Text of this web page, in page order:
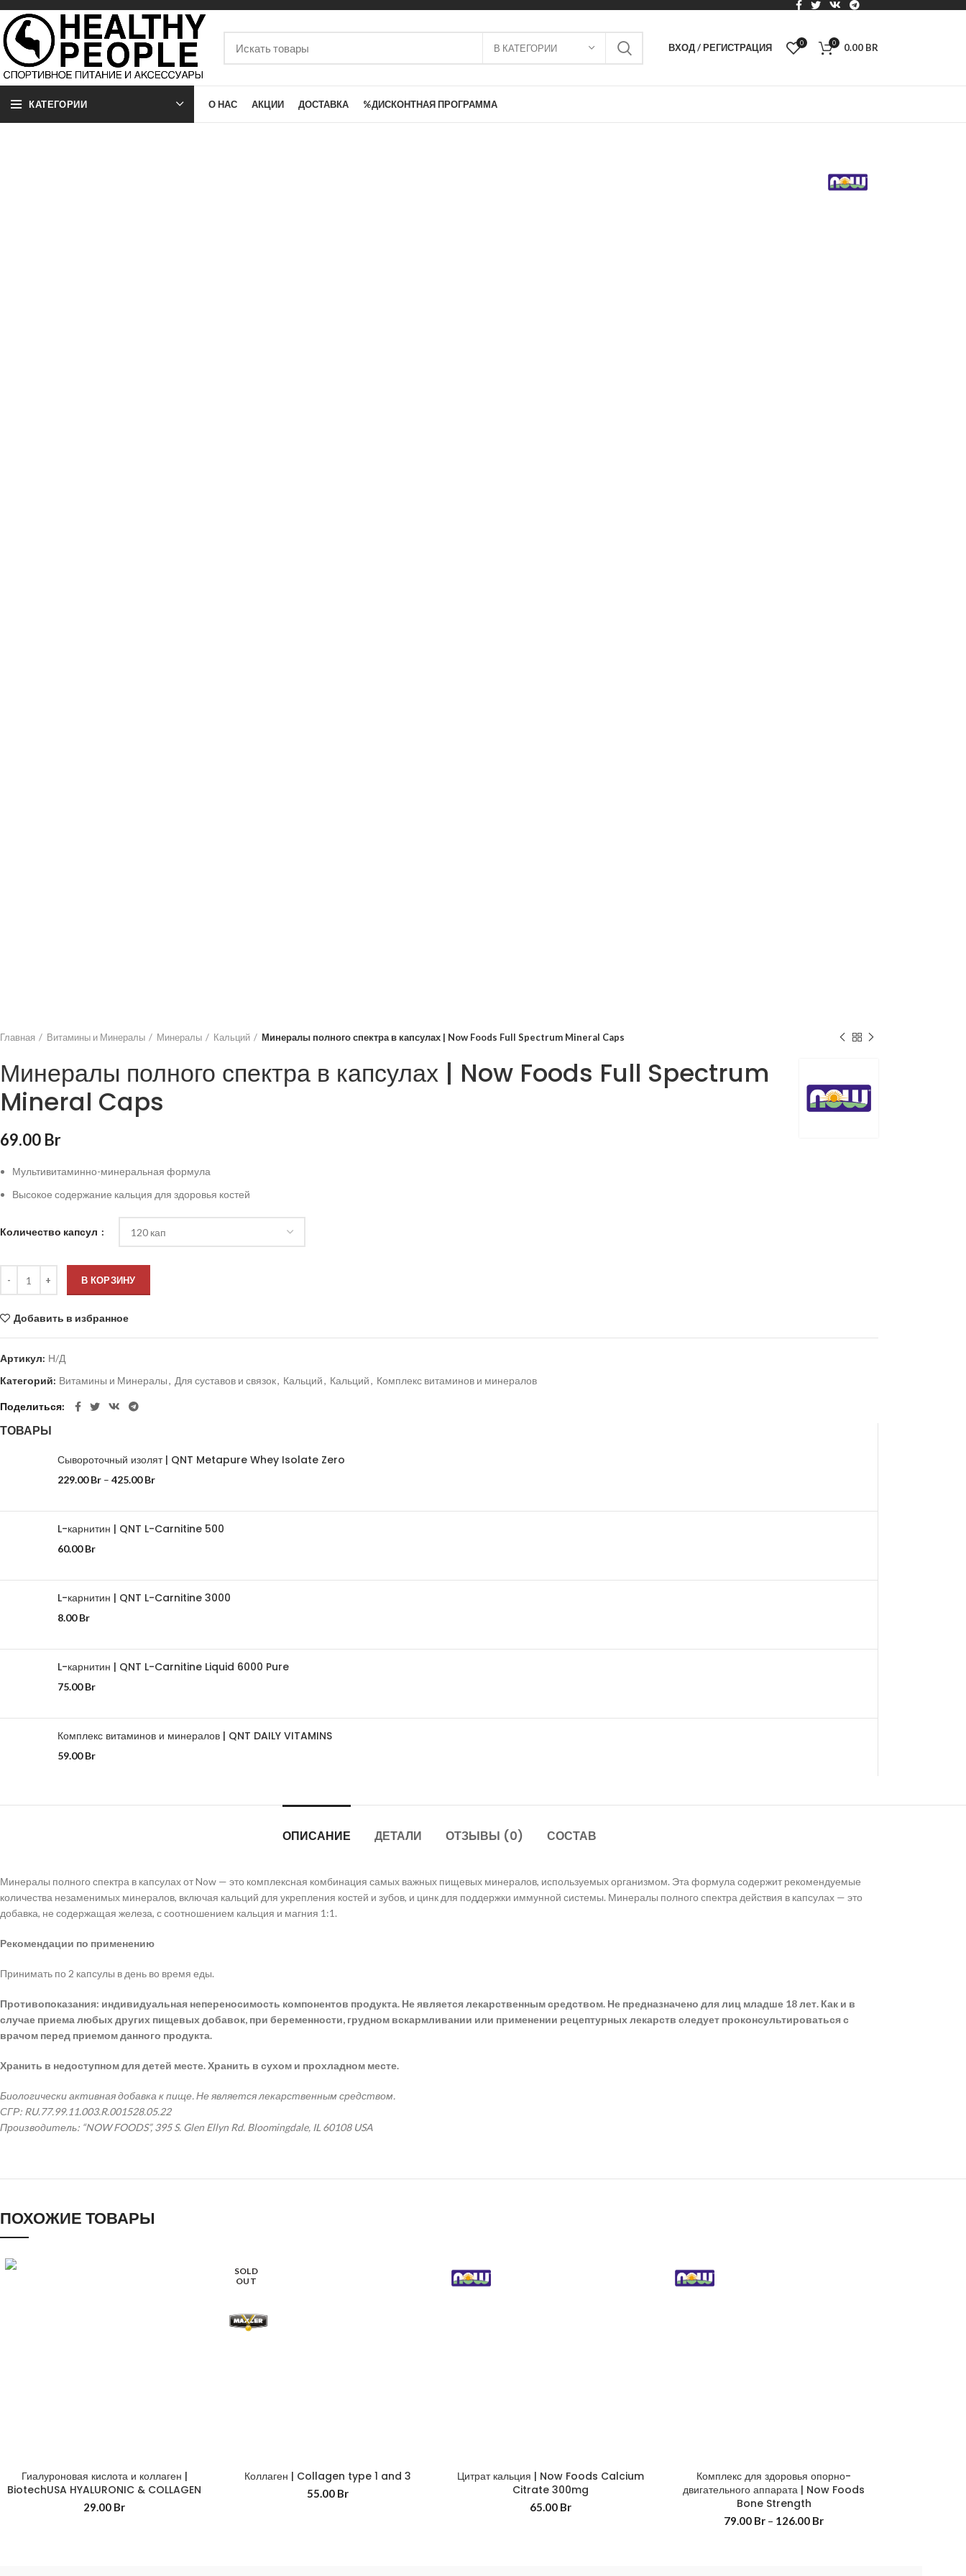
В КАТЕГОРИИ ВХОД / РЕГИСТРАЦИЯ 0 0 0.00 BR
КАТЕГОРИИ О НАС АКЦИИ ДОСТАВКА %ДИСКОНТНАЯ ПРОГРАММА
Главная Витамины и Минералы Минералы Кальций Минералы полного спектра в капсулах | Now Foods Full Spectrum Mineral Caps
Минералы полного спектра в капсулах | Now Foods Full Spectrum
Mineral Caps
69.00 Br
Мультивитаминно-минеральная формула
Высокое содержание кальция для здоровья костей
Количество капсул
В КОРЗИНУ
Добавить в избранное
Артикул: Н/Д
Категорий: Витамины и Минералы, Для суставов и связок, Кальций, Кальций, Комплекс витаминов и минералов
Поделиться
ТОВАРЫ
Сывороточный изолят | QNT Metapure Whey Isolate Zero
229.00Br – 425.00Br
L-карнитин | QNT L-Carnitine 500
60.00Br
L-карнитин | QNT L-Carnitine 3000
8.00Br
L-карнитин | QNT L-Carnitine Liquid 6000 Pure
75.00Br
Комплекс витаминов и минералов | QNT DAILY VITAMINS
59.00Br
ОПИСАНИЕ ДЕТАЛИ ОТЗЫВЫ (0) СОСТАВ
Минералы полного спектра в капсулах от Now — это комплексная комбинация самых важных пищевых минералов, используемых организмом. Эта формула содержит рекомендуемые
количества незаменимых минералов, включая кальций для укрепления костей и зубов, и цинк для поддержки иммунной системы. Минералы полного спектра действия в капсулах — это
добавка, не содержащая железа, с соотношением кальция и магния 1:1.
Рекомендации по применению
Принимать по 2 капсулы в день во время еды.
Противопоказания: индивидуальная непереносимость компонентов продукта. Не является лекарственным средством. Не предназначено для лиц младше 18 лет. Как и в
случае приема любых других пищевых добавок, при беременности, грудном вскармливании или применении рецептурных лекарств следует проконсультироваться с
врачом перед приемом данного продукта.
Хранить в недоступном для детей месте. Хранить в сухом и прохладном месте.
Биологически активная добавка к пище. Не является лекарственным средством.
СГР: RU.77.99.11.003.R.001528.05.22
Производитель: “NOW FOODS”, 395 S. Glen Ellyn Rd. Bloomingdale, IL 60108 USA
ПОХОЖИЕ ТОВАРЫ
Гиалуроновая кислота и коллаген |
BiotechUSA HYALURONIC & COLLAGEN
29.00 Br
SOLD
OUT
Коллаген | Collagen type 1 and 3
55.00 Br
Цитрат кальция | Now Foods Calcium
Citrate 300mg
65.00 Br
Комплекс для здоровья опорно-
двигательного аппарата | Now Foods
Bone Strength
79.00 Br – 126.00 Br